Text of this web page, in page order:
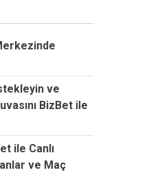
ve
BizBet ile
ile Canlı
ve Maç